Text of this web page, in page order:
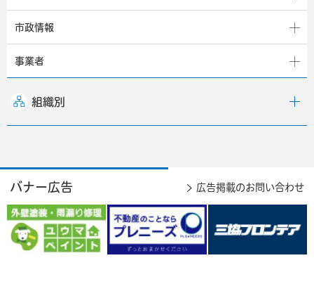
市政情報
事業者
組織別
バナー広告 広告掲載のお問い合わせ